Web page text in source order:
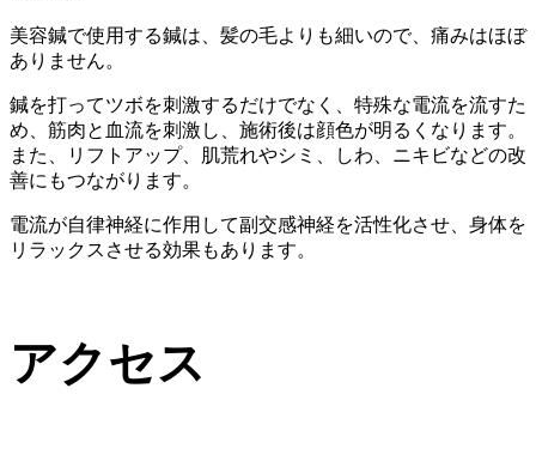
美容鍼で使用する鍼は、 髪の毛よりも細いので、痛みはほぼ
ありません。
鍼を打ってツボを刺激するだけでなく、特殊な電流を流すた
め、筋肉と血流を刺激し、施術後は顔色が明るくなります。
また、リフトアップ、肌荒れやシミ、しわ、ニキビなどの改
善にもつながります。
電流が自律神経に作用して副交感神経を活性化させ、身体を
リラックスさせる効果もあります。
アクセス